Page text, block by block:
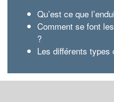
Qu’est ce que
Comment se font
?
Les différents types